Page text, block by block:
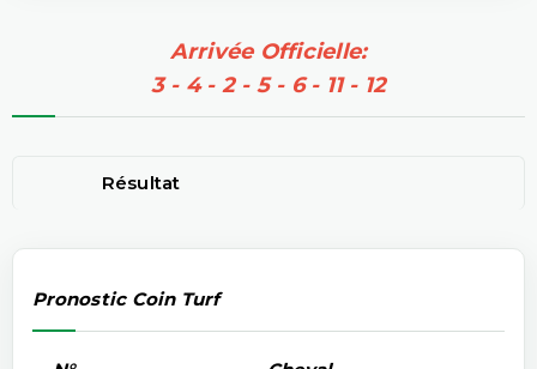
Arrivée Officielle:
3 - 4 - 2 - 5 - 6 - 11 - 12
Résultat
Pronostic Coin Turf